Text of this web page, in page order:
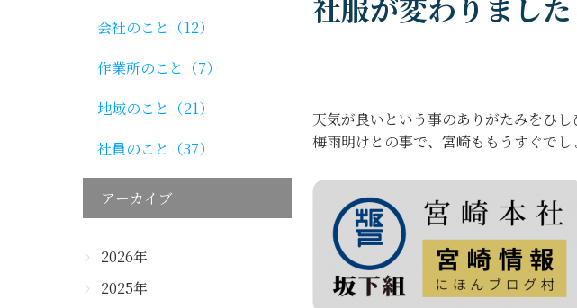
天気が良いという事のありがたみをひ
梅雨明けとの事で、宮崎ももうすぐでし
会社のこと（12）
作業所のこと（7）
地域のこと（21）
社員のこと（37）
アーカイブ
2026年
2025年